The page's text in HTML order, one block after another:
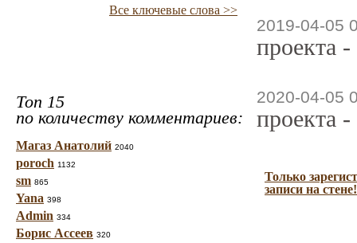
Все ключевые слова >>
Топ 15
по количеству комментариев:
Магаз Анатолий 2040
poroch 1132
sm 865
Yana 398
Admin 334
Борис Ассеев 320
2019-04-05
проекта
2020-04-05
проекта
Только
записи на стене!